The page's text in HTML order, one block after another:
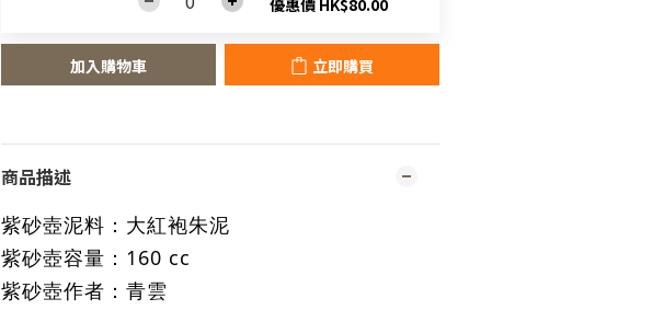
優惠價 HK$80.00
加入購物車 立即購買
商品描述
紫砂壺泥料 ： 大紅袍朱泥
紫砂壺容量：160 cc
紫砂壺作者 ：青雲